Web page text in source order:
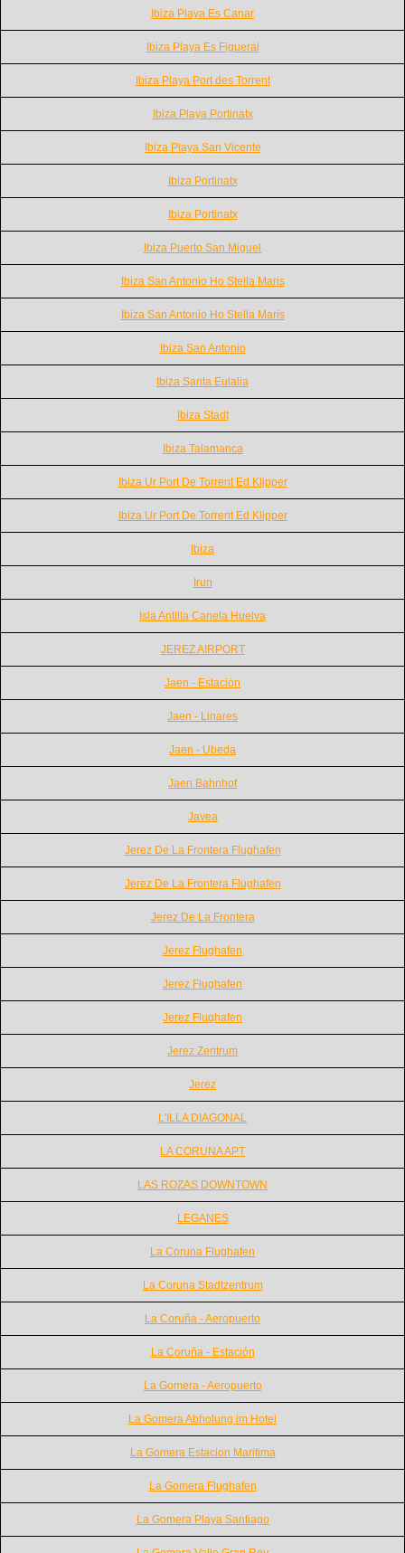
Ibiza Playa Es Canar
Ibiza Playa Es Figueral
Ibiza Playa Port des Torrent
Ibiza Playa Portinatx
Ibiza Playa San Vicente
Ibiza Portinatx
Ibiza Portinatx
Ibiza Puerto San Miguel
Ibiza San Antonio Ho Stella Maris
Ibiza San Antonio Ho Stella Maris
Ibiza San Antonio
Ibiza Santa Eulalia
Ibiza Stadt
Ibiza Talamanca
Ibiza Ur Port De Torrent Ed Klipper
Ibiza Ur Port De Torrent Ed Klipper
Ibiza
Irun
Isla Antilla Canela Huelva
JEREZ AIRPORT
Jaen - Estación
Jaen - Linares
Jaen - Ubeda
Jaen Bahnhof
Javea
Jerez De La Frontera Flughafen
Jerez De La Frontera Flughafen
Jerez De La Frontera
Jerez Flughafen
Jerez Flughafen
Jerez Flughafen
Jerez Zentrum
Jerez
L'ILLA DIAGONAL
LA CORUNA APT
LAS ROZAS DOWNTOWN
LEGANES
La Coruna Flughafen
La Coruna Stadtzentrum
La Coruña - Aeropuerto
La Coruña - Estación
La Gomera - Aeropuerto
La Gomera Abholung im Hotel
La Gomera Estacion Maritima
La Gomera Flughafen
La Gomera Playa Santiago